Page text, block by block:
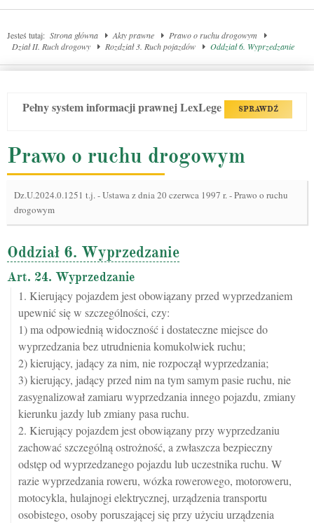
Jesteś tutaj: Strona główna Akty prawne
Prawo o ruchu drogowym
Dział II. Ruch drogowy
Rozdział 3. Ruch pojazdów Oddział 6. Wyprzedzanie
Pełny system informacji prawnej LexLege SPRAWDŹ
Prawo o ruchu drogowym
Dz.U.2024.0.1251 t.j.-Ustawa z dnia 20 czerwca 1997 r. - Prawo o ruchu
drogowym
Oddział 6. Wyprzedzanie
Art. 24. Wyprzedzanie
1. Kierujący pojazdem jest obowiązany przed wyprzedzaniem
upewnić się w szczególności, czy:
1) ma odpowiednią widoczność i dostateczne miejsce do
wyprzedzania bez utrudnienia komukolwiek ruchu;
2) kierujący, jadący za nim, nie rozpoczął wyprzedzania;
3) kierujący, jadący przed nim na tym samym pasie ruchu, nie
zasygnalizował zamiaru wyprzedzania innego pojazdu, zmiany
kierunku jazdy lub zmiany pasa ruchu.
2. Kierujący pojazdem jest obowiązany przy wyprzedzaniu
zachować szczególną ostrożność, a zwłaszcza bezpieczny
odstęp od wyprzedzanego pojazdu lub uczestnika ruchu. W
razie wyprzedzania roweru, wózka rowerowego, motoroweru,
motocykla, hulajnogi elektrycznej, urządzenia transportu
osobistego, osoby poruszającej się przy użyciu urządzenia